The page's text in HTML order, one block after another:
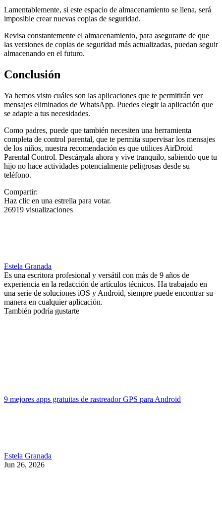
Lamentablemente, si este espacio de almacenamiento se llena, será
imposible crear nuevas copias de seguridad.
Revisa constantemente el almacenamiento, para asegurarte de que
las versiones de copias de seguridad más actualizadas, puedan seguir
almacenando en el futuro.
Conclusión
Ya hemos visto cuáles son las aplicaciones que te permitirán ver
mensajes eliminados de WhatsApp. Puedes elegir la aplicación que
se adapte a tus necesidades.
Como padres, puede que también necesiten una herramienta
completa de control parental, que te permita supervisar los mensajes
de los niños, nuestra recomendación es que utilices AirDroid
Parental Control. Descárgala ahora y vive tranquilo, sabiendo que tu
hijo no hace actividades potencialmente peligrosas desde su
teléfono.
Compartir:
Haz clic en una estrella para votar.
26919 visualizaciones
Estela Granada
Es una escritora profesional y versátil con más de 9 años de
experiencia en la redacción de artículos técnicos. Ha trabajado en
una serie de soluciones iOS y Android, siempre puede encontrar su
manera en cualquier aplicación.
También podría gustarte
9 mejores apps gratuitas de rastreador GPS para Android
Estela Granada
Jun 26, 2026